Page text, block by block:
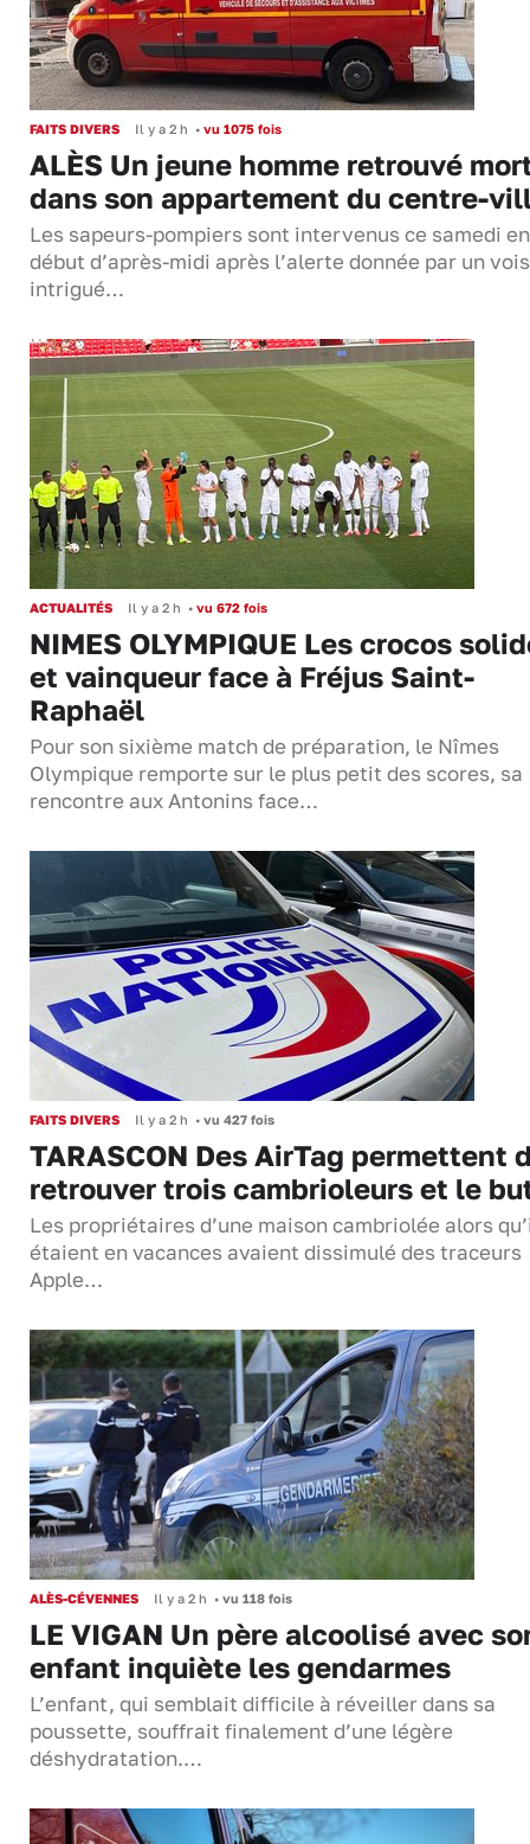
FAITS DIVERS Il y a 2 h • vu 1075 fois
ALÈS Un jeune homme retrouvé
dans son appartement du centre-
Les sapeurs-pompiers sont intervenus ce samedi en
début d’après-midi après l’alerte donnée par un
intrigué…
ACTUALITÉS Il y a 2 h • vu 672 fois
NIMES OLYMPIQUE Les crocos
et vainqueur face à Fréjus Saint-
Raphaël
Pour son sixième match de préparation, le Nîmes
Olympique remporte sur le plus petit des scores, sa
rencontre aux Antonins face…
FAITS DIVERS Il y a 2 h • vu 427 fois
TARASCON Des AirTag permettent
retrouver trois cambrioleurs et le
Les propriétaires d’une maison cambriolée alors
étaient en vacances avaient dissimulé des traceurs
Apple…
ALÈS-CÉVENNES Il y a 2 h • vu 118 fois
LE VIGAN Un père alcoolisé avec
enfant inquiète les gendarmes
L’enfant, qui semblait difficile à réveiller dans sa
poussette, souffrait finalement d’une légère
déshydratation.…